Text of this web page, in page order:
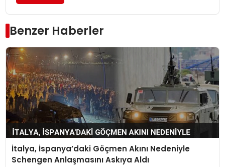
Benzer Haberler
İtalya, İspanya’daki Göçmen Akını Nedeniyle
Schengen Anlaşmasını Askıya Aldı